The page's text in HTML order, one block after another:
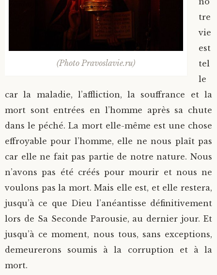
(Photo Pravoslavie.ru)
tre
vie
est
tel
le
car la maladie, l’affliction, la souffrance et la
mort sont entrées en l’homme après sa chute
dans le péché. La mort elle-même est une chose
effroyable pour l’homme, elle ne nous plaît pas
car elle ne fait pas partie de notre nature. Nous
n’avons pas été créés pour mourir et nous ne
voulons pas la mort. Mais elle est, et elle restera,
jusqu’à ce que Dieu l’anéantisse définitivement
lors de Sa Seconde Parousie, au dernier jour. Et
jusqu’à ce moment, nous tous, sans exceptions,
demeurerons soumis à la corruption et à la
mort.